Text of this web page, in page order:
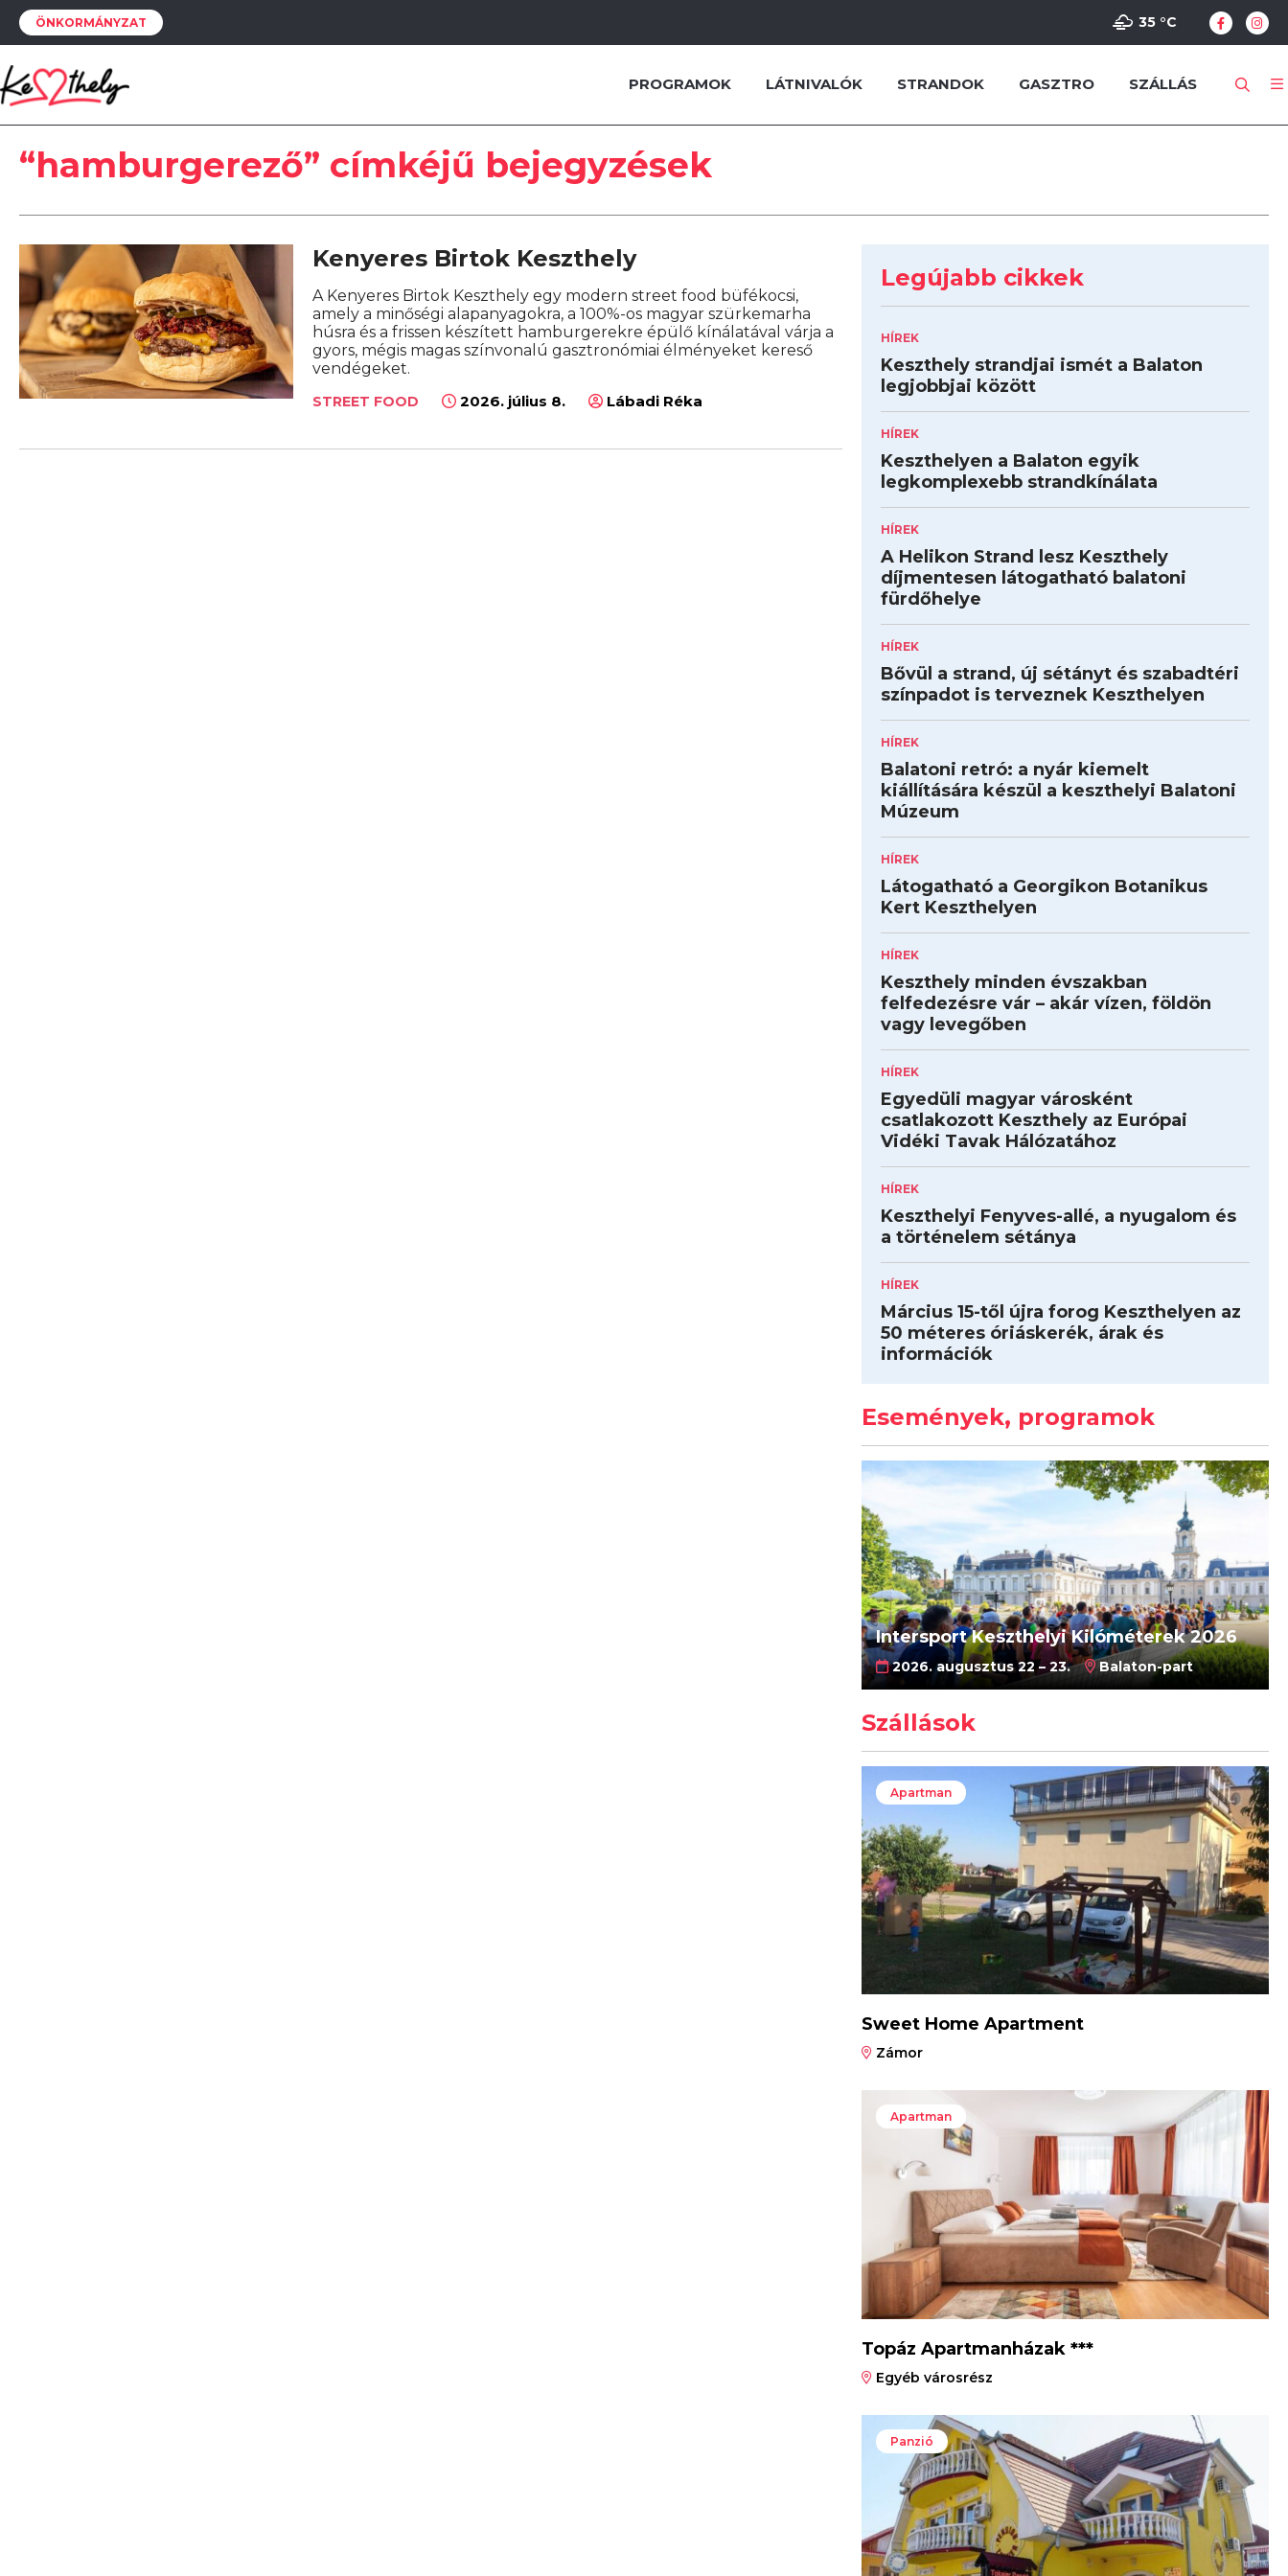
ÖNKORMÁNYZAT 35 °C
PROGRAMOK LÁTNIVALÓK STRANDOK GASZTRO SZÁLLÁS
“hamburgerező” címkéjű bejegyzések
Kenyeres Birtok Keszthely
A Kenyeres Birtok Keszthely egy modern street food büfékocsi,
amely a minőségi alapanyagokra, a 100%-os magyar szürkemarha
húsra és a frissen készített hamburgerekre épülő kínálatával várja a
gyors, mégis magas színvonalú gasztronómiai élményeket kereső
vendégeket.
STREET FOOD 2026. július 8. Lábadi Réka
Legújabb cikkek
HÍREK
Keszthely strandjai ismét a Balaton
legjobbjai között
HÍREK
Keszthelyen a Balaton egyik
legkomplexebb strandkínálata
HÍREK
A Helikon Strand lesz Keszthely
díjmentesen látogatható balatoni
fürdőhelye
HÍREK
Bővül a strand, új sétányt és szabadtéri
színpadot is terveznek Keszthelyen
HÍREK
Balatoni retró: a nyár kiemelt
kiállítására készül a keszthelyi Balatoni
Múzeum
HÍREK
Látogatható a Georgikon Botanikus
Kert Keszthelyen
HÍREK
Keszthely minden évszakban
felfedezésre vár – akár vízen, földön
vagy levegőben
HÍREK
Egyedüli magyar városként
csatlakozott Keszthely az Európai
Vidéki Tavak Hálózatához
HÍREK
Keszthelyi Fenyves-allé, a nyugalom és
a történelem sétánya
HÍREK
Március 15-től újra forog Keszthelyen az
50 méteres óriáskerék, árak és
információk
Események, programok
Intersport Keszthelyi Kilóméterek 2026
2026. augusztus 22 – 23. Balaton-part
Szállások
Apartman
Sweet Home Apartment
Zámor
Apartman
Topáz Apartmanházak ***
Egyéb városrész
Panzió